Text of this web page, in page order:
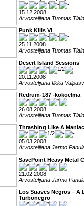
15.12.2008
Arvostelijana Tuomas
Punk Kills VI
25.11.2008
Arvostelijana Tuomas
Desert Island Sessions
20.11.2008
Arvostelijana Ilkka
Redrum-187 -kokoelma
26.08.2008
Arvostelijana Tuomas
Thrashing Like A Maniac
05.03.2008
Arvostelijana Jarmo
SavePoint Heavy Metal
21.02.2008
Arvostelijana Jarmo
Los Suaves Negros – A
Turbonegro